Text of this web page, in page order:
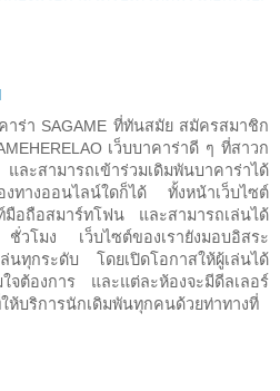
าร่า SAGAME ที่ทันสมัย สมัครสมาชิก
เว็บบาคาร่าดี ๆ ที่สาวก
ละสามารถเข้าร่วมเดิมพันบาคาร่าได้
ทางออนไลน์ใดก็ได้ ทั้งหน้าเว็บไซต์
มือถือสมาร์ทโฟน และสามารถเล่นได้
โมง เว็บไซต์ของเรายังมอบอิสระ
ล่นทุกระดับ โดยเปิดโอกาสให้ผู้เล่นได้
ใจต้องการ และแต่ละห้องจะมีดีลเลอร์
ห้บริการนักเดิมพันทุกคนด้วยท่าทางที่